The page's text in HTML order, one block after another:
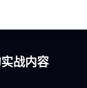
战内容